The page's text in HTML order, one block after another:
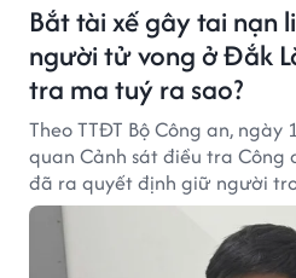
Bắt tài xế gây tai nạn
người tử vong ở Đắk
tra ma tuý ra sao?
Theo TTĐT Bộ Công an, ngày
quan Cảnh sát điều tra
đã ra quyết định giữ người
cấp một tài xế dương tính
liên hoàn khiến 1 người tử
vi phạm quy định về tham